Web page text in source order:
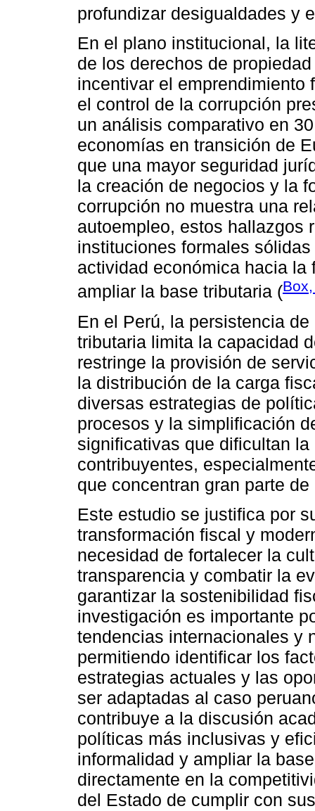
profundizar desigualdades y
En el plano institucional, la
de los derechos de
incentivar el emprendimiento
el control de la corrupción
un análisis comparativo en
economías en transición de
que una mayor seguridad
la creación de negocios y la
corrupción no muestra una
autoempleo, estos hallazgos
instituciones formales
actividad económica hacia la
ampliar la base tributaria (
En el Perú, la persistencia
tributaria limita la capacidad
restringe la provisión de
la distribución de la carga
diversas estrategias de
procesos y la simplificación
significativas que dificultan
contribuyentes,
que concentran gran parte
Este estudio se justifica por
transformación fiscal y
necesidad de fortalecer la
transparencia y combatir la
garantizar la sostenibilidad
investigación es importante
tendencias internacionales y
permitiendo identificar los
estrategias actuales y las
ser adaptadas al caso
contribuye a la discusión
políticas más inclusivas y
informalidad y ampliar la
directamente en la
del Estado de cumplir con